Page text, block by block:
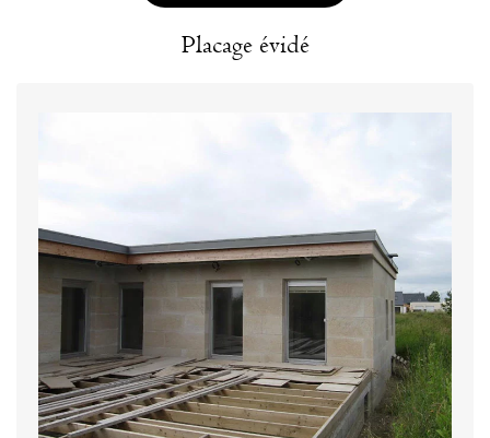
Placage évidé
décoration sur les ouvertures, les fenêtres et les
façades. Il peut transformer votre façade ou bien
décorer vos appareils de chauffage à bois ou à
pellets.